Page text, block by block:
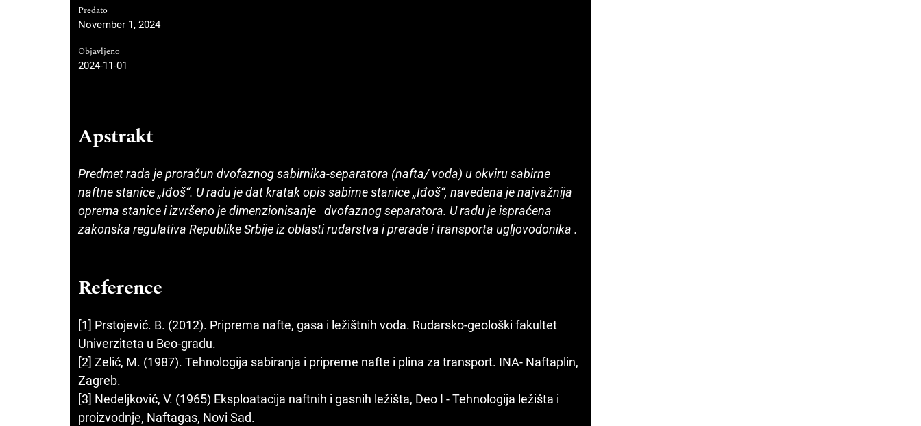
Predato
November 1, 2024
Objavljeno
2024-11-01
Apstrakt
Predmet rada je proračun dvofaznog sabirnika-separatora (nafta/ voda) u okviru sabirne
naftne stanice „Iđoš“. U radu je dat kratak opis sabirne stanice „Iđoš“, navedena je najvažnija
oprema stanice i izvršeno je dimenzionisanje dvofaznog separatora. U radu je ispraćena
zakonska regulativa Republike Srbije iz oblasti rudarstva i prerade i transporta ugljovodonika .
Reference
[1] Prstojević. B. (2012). Priprema nafte, gasa i ležištnih voda. Rudarsko-geološki fakultet
Univerziteta u Beo-gradu.
[2] Zelić, M. (1987). Tehnologija sabiranja i pripreme nafte i plina za transport. INA- Naftaplin,
Zagreb.
[3] Nedeljković, V. (1965) Eksploatacija naftnih i gasnih ležišta, Deo I - Tehnologija ležišta i
proizvodnje, Naftagas, Novi Sad.